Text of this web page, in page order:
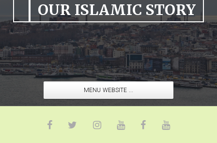
OUR ISLAMIC STORY
MENU WEBSITE ...